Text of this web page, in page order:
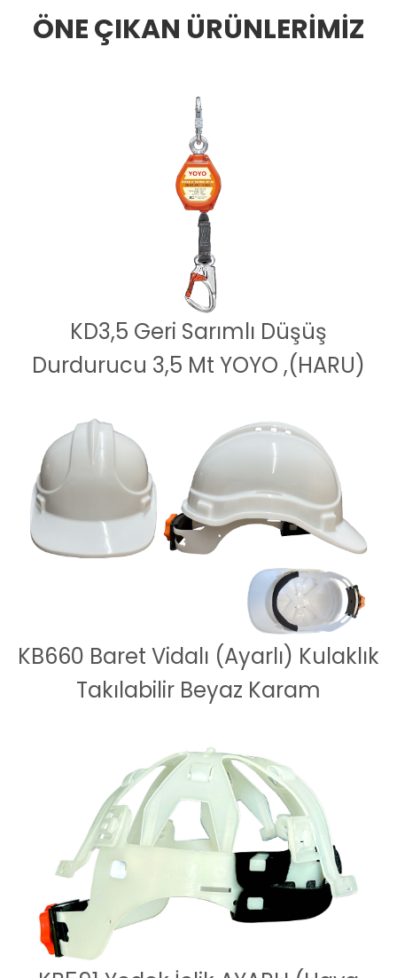
ÖNE ÇIKAN ÜRÜNLERİMİZ
KD3,5 Geri Sarımlı Düşüş
Durdurucu 3,5 Mt YOYO ,(HARU)
KB660 Baret Vidalı (Ayarlı) Kulaklık
Takılabilir Beyaz Karam